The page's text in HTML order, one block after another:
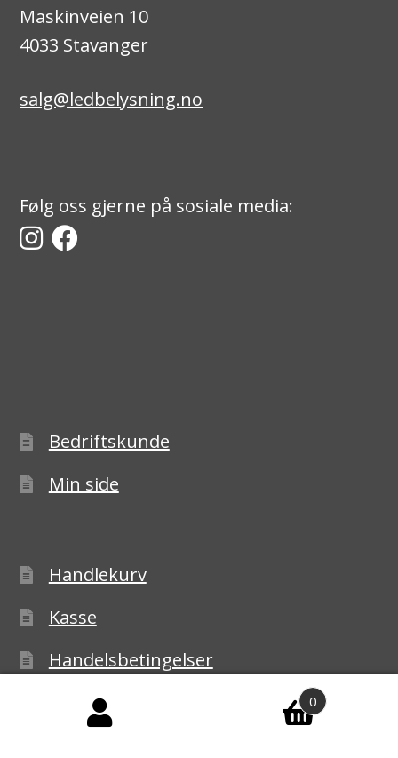
Maskinveien 10
4033 Stavanger
salg@ledbelysning.no
Følg oss gjerne på sosiale media:
Bedriftskunde
Min side
Handlekurv
Kasse
Handelsbetingelser
Personvernerklæring
0